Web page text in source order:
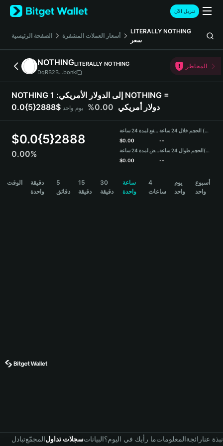
English
日本語
Русский
Español (Latinoamérica)
Türkçe
Deutsch
简体中文
Português (Portugal)
Bahasa Indonesia
বাংলা
تنزيل الآن
الصفحة الرئيسية أسعار العملات المشفرة
LITERALLY NOTHING
سعر
NOTHINGLITERALLY NOTHING
DqRB2B...bonk
المخاطر
NOTHING إلى الدولار الأمريكي: 1 NOTHING =
0.0{5}2888$ دولار أمريكي 0.00% يوم واحد
$0.0{5}2888
0.00%
مرتفع لمدة 24 ساعة
$0.00
منخفض لمدة 24 ساعة
$0.00
الحجم خلال 24 ساعة (NOTHING)
--
الحجم طوال 24 ساعة(USDT)
--
الوقت
دقيقة
واحدة
5
دقائق
15
دقيقة
30
دقيقة
ساعة
واحدة
4
ساعات
يوم
واحد
أسبوع
واحد
تبادلالمجمّعسجلات تداولالبياناتما رأيك في اليوم؟المعلوماترائجةنبذة عنا